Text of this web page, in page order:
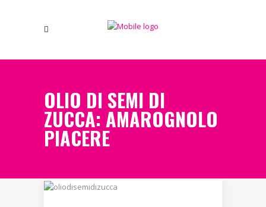
OLIO DI SEMI DI
ZUCCA: AMAROGNOLO
PIACERE